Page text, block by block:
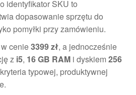
identyfikator SKU to
dopasowanie sprzętu do
pomyłki przy zamówieniu.
cenie3399 zł, a jednocześnie
z i5, 16 GB RAM i dyskiem 256
typowej, produktywnej